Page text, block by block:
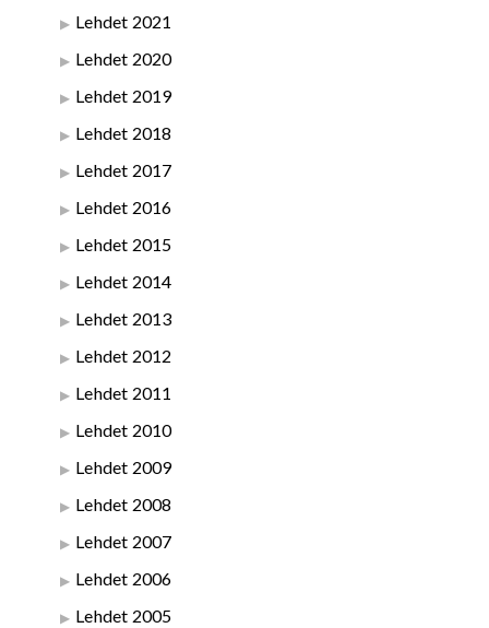
Lehdet 2021
Lehdet 2020
Lehdet 2019
Lehdet 2018
Lehdet 2017
Lehdet 2016
Lehdet 2015
Lehdet 2014
Lehdet 2013
Lehdet 2012
Lehdet 2011
Lehdet 2010
Lehdet 2009
Lehdet 2008
Lehdet 2007
Lehdet 2006
Lehdet 2005